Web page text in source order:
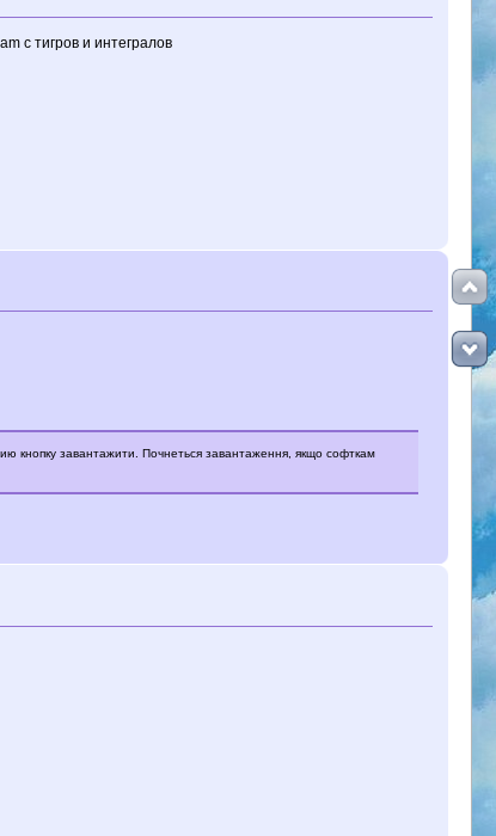
c тигров и интегралов
кнопку завантажити. Почнеться завантаження, якщо софткам